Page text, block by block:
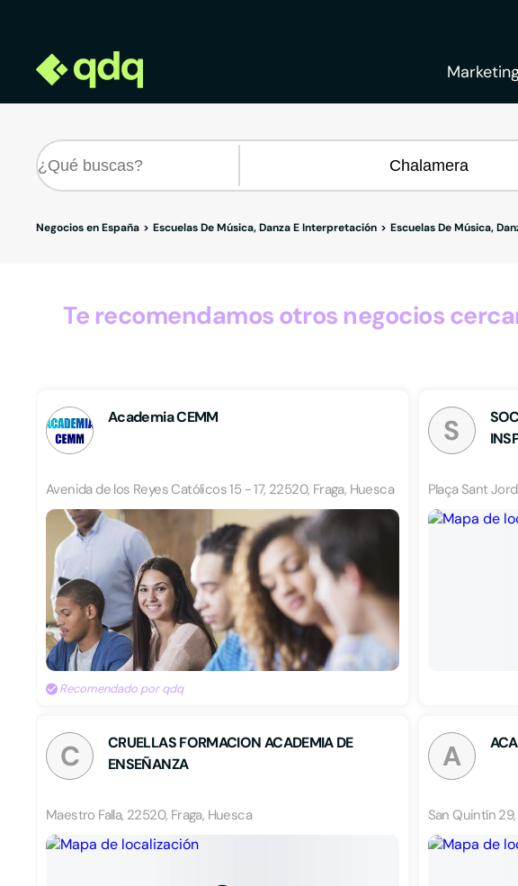
Negocios en España Escuelas De Música, Danza E Interpretación Escuelas De Música,
Te recomendamos otros negocios
Academia CEMM
Avenida de los Reyes Católicos 15 - 17, 22520, Fraga, Huesca
Recomendado por qdq
S
Plaça Sant
C
CRUELLAS FORMACION ACADEMIA DE
ENSEÑANZA
Maestro Falla, 22520, Fraga, Huesca
A
San Quintín